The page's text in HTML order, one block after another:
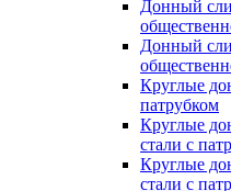
Донный
Донный
Круглые
патрубком
Круглые
стали с
Круглые
стали с